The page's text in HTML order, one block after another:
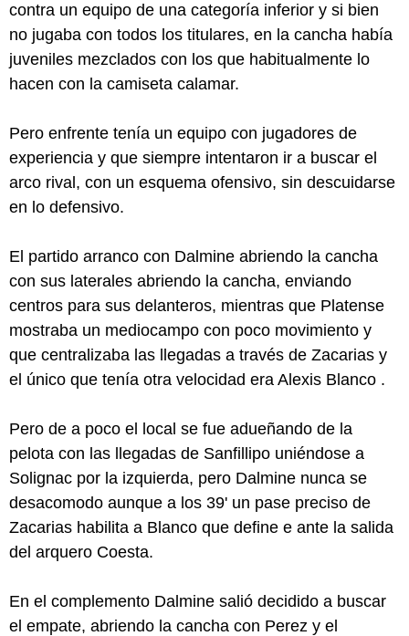
contra un equipo de una categoría inferior y si bien
no jugaba con todos los titulares, en la cancha había
juveniles mezclados con los que habitualmente lo
hacen con la camiseta calamar.
Pero enfrente tenía un equipo con jugadores de
experiencia y que siempre intentaron ir a buscar el
arco rival, con un esquema ofensivo, sin descuidarse
en lo defensivo.
El partido arranco con Dalmine abriendo la cancha
con sus laterales abriendo la cancha, enviando
centros para sus delanteros, mientras que Platense
mostraba un mediocampo con poco movimiento y
que centralizaba las llegadas a través de Zacarias y
el único que tenía otra velocidad era Alexis Blanco .
Pero de a poco el local se fue adueñando de la
pelota con las llegadas de Sanfillipo uniéndose a
Solignac por la izquierda, pero Dalmine nunca se
desacomodo aunque a los 39' un pase preciso de
Zacarias habilita a Blanco que define e ante la salida
del arquero Coesta.
En el complemento Dalmine salió decidido a buscar
el empate, abriendo la cancha con Perez y el